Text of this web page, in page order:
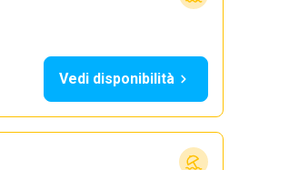
Vedi disponibilità